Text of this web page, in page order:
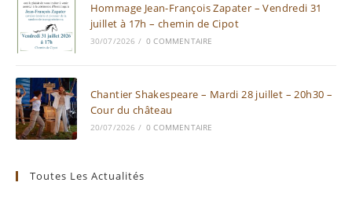
Hommage Jean-François Zapater – Vendredi 31
juillet à 17h – chemin de Cipot
30/07/2026 / 0 COMMENTAIRE
Chantier Shakespeare – Mardi 28 juillet – 20h30 –
Cour du château
20/07/2026 / 0 COMMENTAIRE
Toutes Les Actualités